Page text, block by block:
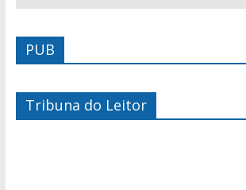
PUB
Tribuna do Leitor